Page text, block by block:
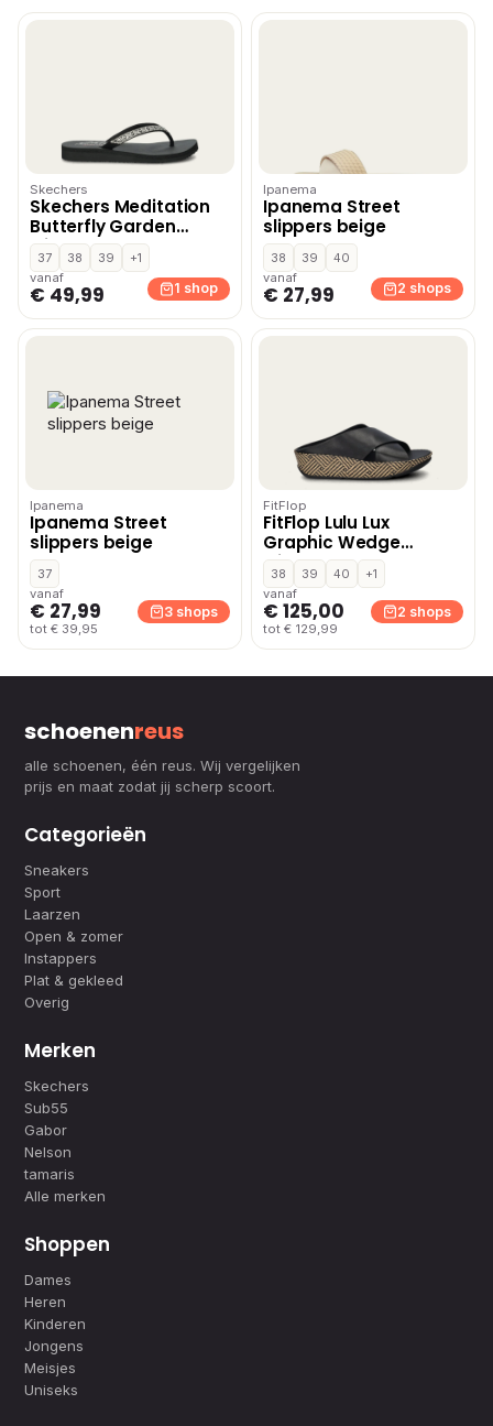
Skechers
Skechers Meditation
Butterfly Garden
slippers – Zwart
37 38 39
+1
vanaf
€ 49,99 1 shop
Ipanema
Ipanema Street
slippers beige
38 39
40
vanaf
€ 27,99 2 shops
Ipanema
Ipanema Street
slippers beige
37
vanaf
€ 27,99
tot € 39,95
3 shops
FitFlop
FitFlop Lulu Lux
Graphic Wedge
slippers – Zwart
38 39 40
+1
vanaf
€ 125,00
tot € 129,99
2 shops
schoenenreus
alle schoenen, één reus. Wij vergelijken
prijs en maat zodat jij scherp scoort.
Categorieën
Sneakers
Sport
Laarzen
Open & zomer
Instappers
Plat & gekleed
Overig
Merken
Skechers
Sub55
Gabor
Nelson
tamaris
Alle merken
Shoppen
Dames
Heren
Kinderen
Jongens
Meisjes
Uniseks